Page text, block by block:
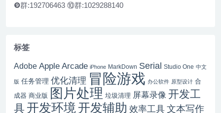
❾群:192706463 ⑩群:1029288140
标签
Adobe Apple Arcade iPhone MarkDown Serial Studio One 中文
版 任务管理 优化清理 冒险游戏 办公软件 原型设计 合
成器 商业版 图片处理 垃圾清理 屏幕录像 开发工
具 开发环境开发辅助 效率工具 文本写作